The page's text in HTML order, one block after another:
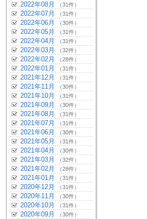
2022年08月 （31件）
2022年07月 （31件）
2022年06月 （30件）
2022年05月 （31件）
2022年04月 （31件）
2022年03月 （32件）
2022年02月 （28件）
2022年01月 （31件）
2021年12月 （31件）
2021年11月 （30件）
2021年10月 （31件）
2021年09月 （30件）
2021年08月 （31件）
2021年07月 （31件）
2021年06月 （30件）
2021年05月 （31件）
2021年04月 （30件）
2021年03月 （32件）
2021年02月 （28件）
2021年01月 （31件）
2020年12月 （31件）
2020年11月 （30件）
2020年10月 （31件）
2020年09月 （30件）